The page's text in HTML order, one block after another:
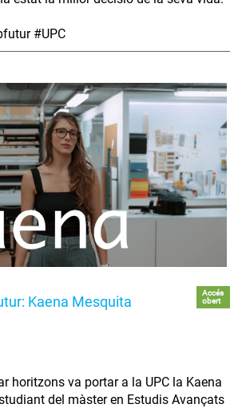
#UPC
Kaena Mesquita
Accés
obert
horitzons va portar a la UPC la Kaena
del màster en Estudis Avançats